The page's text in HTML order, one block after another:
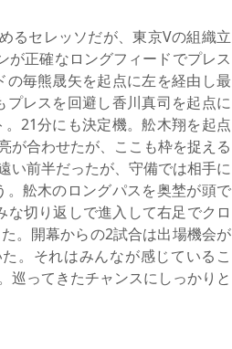
るセレッソだが、東京Vの組織立
が正確なロングフィードでプレス
毎熊晟矢を起点に左を経由し最
レスを回避し香川真司を起点に
21分にも決定機。舩木翔を起点
が合わせたが、ここも枠を捉える
い前半だったが、守備では相手に
舩木のロングパスを奥埜が頭で
切り返しで進入して右足でクロ
。開幕からの2試合は出場機会が
。それはみんなが感じているこ
巡ってきたチャンスにしっかりと